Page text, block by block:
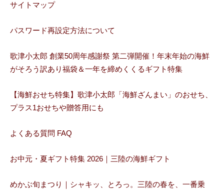
サイトマップ
パスワード再設定方法について
歌津小太郎 創業50周年感謝祭 第二弾開催！年末年始の海鮮
がそろう訳あり福袋＆一年を締めくくるギフト特集
【海鮮おせち特集】歌津小太郎「海鮮ざんまい」のおせち、
プラス1おせちや贈答用にも
よくある質問 FAQ
お中元・夏ギフト特集 2026｜三陸の海鮮ギフト
めかぶ旬まつり｜シャキッ、とろっ。三陸の春を、一番乗